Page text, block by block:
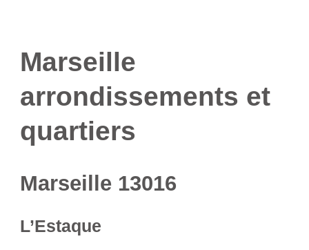
Marseille
arrondissements et
quartiers
Marseille 13016
L’Estaque